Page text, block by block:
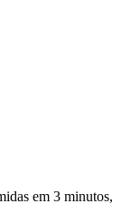
em 3 minutos,